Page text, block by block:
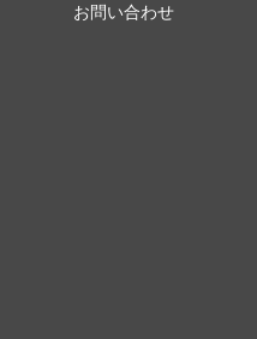
お問い合わせ